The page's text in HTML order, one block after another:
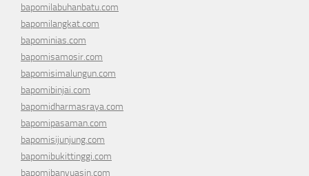
bapomilabuhanbatu.com
bapomilangkat.com
bapominias.com
bapomisamosir.com
bapomisimalungun.com
bapomibinjai.com
bapomidharmasraya.com
bapomipasaman.com
bapomisijunjung.com
bapomibukittinggi.com
bapomibanyuasin.com